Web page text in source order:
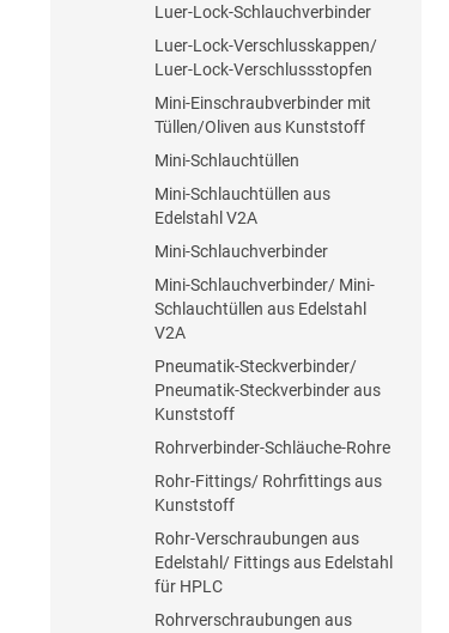
Luer-Lock-Schlauchverbinder
Luer-Lock-Verschlusskappen/
Luer-Lock-Verschlussstopfen
Mini-Einschraubverbinder mit
Tüllen/Oliven aus Kunststoff
Mini-Schlauchtüllen
Mini-Schlauchtüllen aus
Edelstahl V2A
Mini-Schlauchverbinder
Mini-Schlauchverbinder/ Mini-
Schlauchtüllen aus Edelstahl
V2A
Pneumatik-Steckverbinder/
Pneumatik-Steckverbinder aus
Kunststoff
Rohrverbinder-Schläuche-Rohre
Rohr-Fittings/ Rohrfittings aus
Kunststoff
Rohr-Verschraubungen aus
Edelstahl/ Fittings aus Edelstahl
für HPLC
Rohrverschraubungen aus